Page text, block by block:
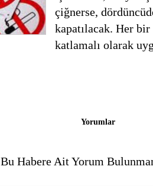
çiğnerse,
kapatılacak. Her
katlamalı olarak
Yorumlar
Bu Habere Ait Yorum